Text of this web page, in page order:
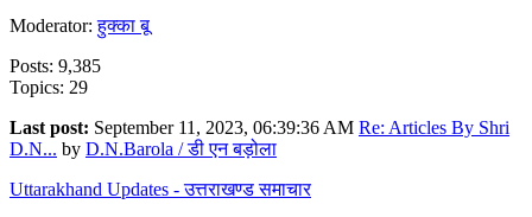
Moderator:हुक्का बू
Posts: 9,385
Topics: 29
Last post: September 11, 2023, 06:39:36 AM Re: Articles By Shri
D.N... by D.N.Barola / डी एन बड़ोला
Uttarakhand Updates - उत्तराखण्ड समाचार